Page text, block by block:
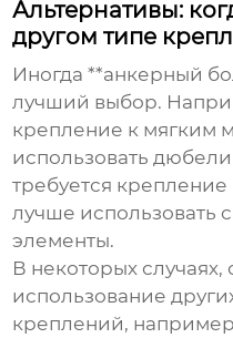
Альтернативы:
другом типе
Иногда **анкерный
лучший выбор.
крепление к мягким
использовать
требуется крепление
лучше использовать
элементы.
В некоторых случаях,
использование
креплений,